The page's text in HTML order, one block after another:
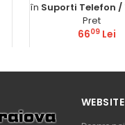
în Suporti Telefon
Pret
6609Lei
Comandă
WEBSITE